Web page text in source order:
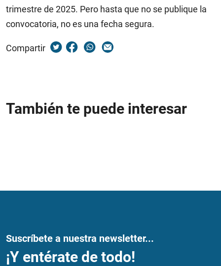
trimestre de 2025. Pero hasta que no se publique la
convocatoria, no es una fecha segura.
Compartir
También te puede interesar
Suscríbete a nuestra newsletter...
¡Y entérate de todo!